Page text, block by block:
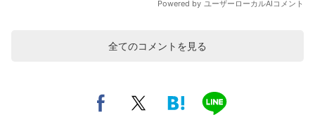
全てのコメントを見る